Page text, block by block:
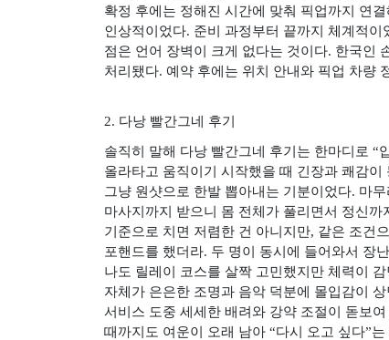
확정 후에는 정해진 시간에 맞춰 픽업까지 연
인상적이었다. 준비 과정부터 끝까지 체계적이
점은 언어 장벽이 크게 없다는 것이다. 한국인
처리됐다. 예약 후에는 위치 안내와 픽업 차량
2. 다낭 빨간그네 후기
솔직히 말해 다낭 빨간그네 후기는 한마디로 “
올라타고 움직이기 시작했을 때 긴장과 쾌감이
그냥 원샷으로 한발 뽑아내는 기분이었다. 마
마사지까지 받으니 몸 전체가 풀리면서 정신까
기준으로 치면 저렴한 건 아니지만, 같은 조건
포핸드를 했더라. 두 명이 동시에 들어와서 장
나도 릴레이 코스를 살짝 고민했지만 체력이
자체가 은은한 조명과 음악 덕분에 몰입감이
서비스 도중 세세한 배려와 강약 조절이 돋보
때까지도 여운이 오래 남아 “다시 오고 싶다”는